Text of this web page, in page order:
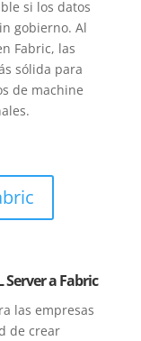
si los datos
gobierno. Al
Fabric, las
sólida para
de machine
a Fabric
las empresas
de crear